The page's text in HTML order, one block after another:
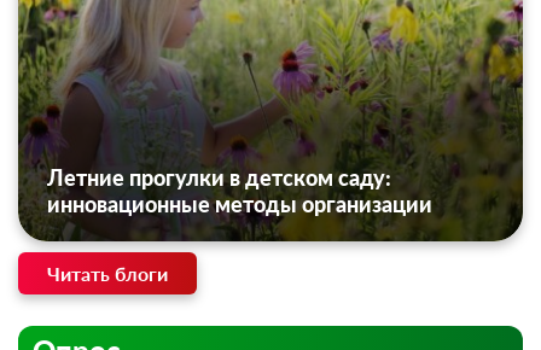
Летние прогулки в детском саду:
инновационные методы организации
Читать блоги